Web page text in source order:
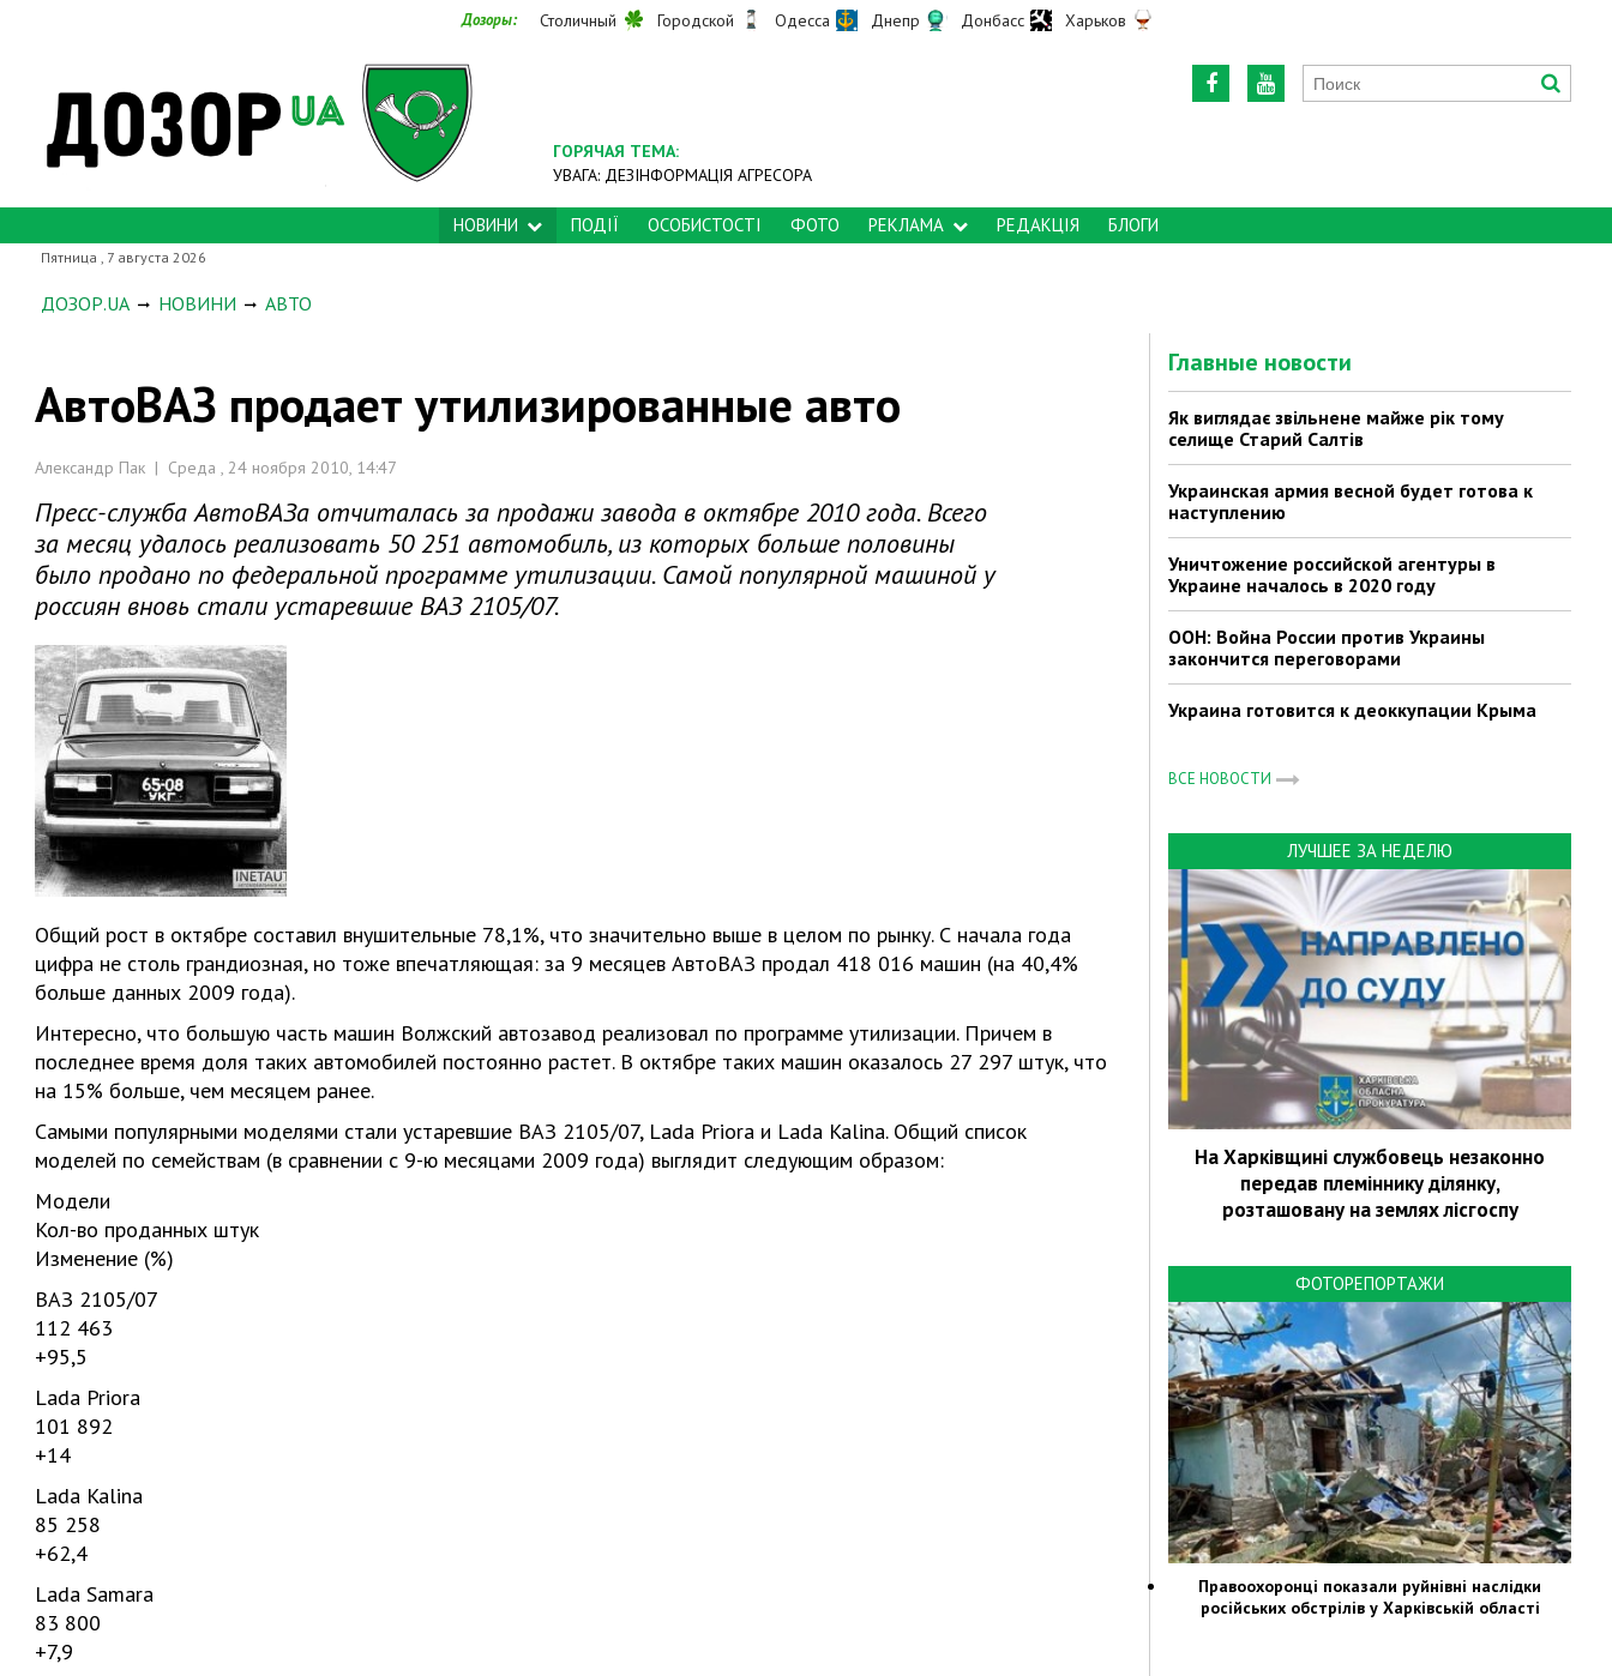
Дозоры: Столичный Городской Одесса Днепр Донбасс Харьков
ГОРЯЧАЯ ТЕМА:
УВАГА: ДЕЗІНФОРМАЦІЯ АГРЕСОРА
НОВИНИ ПОДІЇ ОСОБИСТОСТІ ФОТО РЕКЛАМА РЕДАКЦІЯ БЛОГИ
Пятница , 7 августа 2026
ДОЗОР.UA НОВИНИ АВТО
АвтоВАЗ продает утилизированные авто
Александр Пак | Среда , 24 ноября 2010, 14:47
Пресс-служба АвтоВАЗа отчиталась за продажи завода в октябре 2010 года. Всего
за месяц удалось реализовать 50 251 автомобиль, из которых больше половины
было продано по федеральной программе утилизации. Самой популярной машиной у
россиян вновь стали устаревшие ВАЗ 2105/07.
Общий рост в октябре составил внушительные 78,1%, что значительно выше в целом по рынку. С начала года
цифра не столь грандиозная, но тоже впечатляющая: за 9 месяцев АвтоВАЗ продал 418 016 машин (на 40,4%
больше данных 2009 года).
Интересно, что большую часть машин Волжский автозавод реализовал по программе утилизации. Причем в
последнее время доля таких автомобилей постоянно растет. В октябре таких машин оказалось 27 297 штук, что
на 15% больше, чем месяцем ранее.
Самыми популярными моделями стали устаревшие ВАЗ 2105/07, Lada Priora и Lada Kalina. Общий список
моделей по семействам (в сравнении с 9-ю месяцами 2009 года) выглядит следующим образом:
Модели
Кол-во проданных штук
Изменение (%)
ВАЗ 2105/07
112 463
+95,5
Lada Priora
101 892
+14
Lada Kalina
85 258
+62,4
Lada Samara
83 800
+7,9
Главные новости
Як виглядає звільнене майже рік тому
селище Старий Салтів
Украинская армия весной будет готова к
наступлению
Уничтожение российской агентуры в
Украине началось в 2020 году
ООН: Война России против Украины
закончится переговорами
Украина готовится к деоккупации Крыма
ВСЕ НОВОСТИ
ЛУЧШЕЕ ЗА НЕДЕЛЮ
На Харківщині службовець незаконно
передав племіннику ділянку,
розташовану на землях лісгоспу
ФОТОРЕПОРТАЖИ
Правоохоронці показали руйнівні наслідки
російських обстрілів у Харківській області